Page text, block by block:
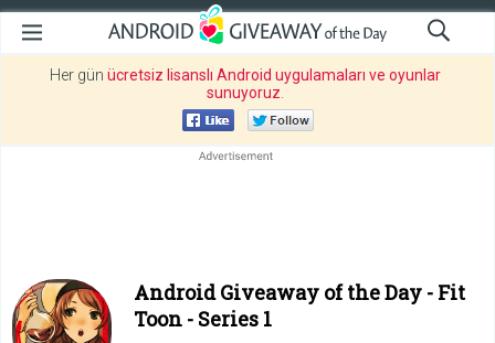
Her gün ücretsiz lisanslı Android uygulamaları ve oyunlar
sunuyoruz
Android Giveaway of the Day - Fit
Toon - Series 1